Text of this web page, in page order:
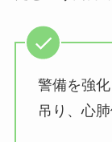
警備を強
吊り、心